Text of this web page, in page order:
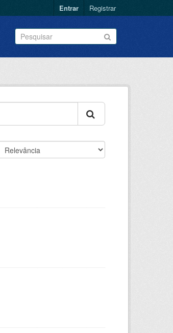
Entrar Registrar